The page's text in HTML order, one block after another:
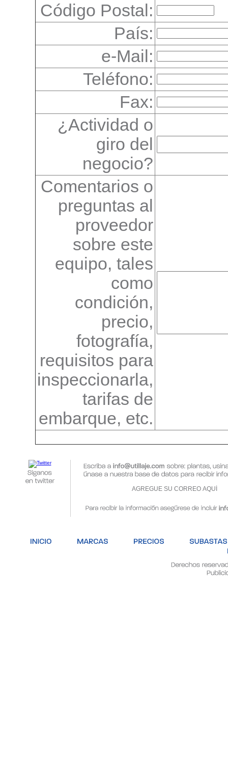
Código Postal:
País:
e-Mail:
Teléfono:
Fax:
¿Actividad o
giro del
negocio?
Comentarios o
preguntas al
proveedor
sobre este
equipo, tales
como
condición,
precio,
fotografía,
requisitos para
inspeccionarla,
tarifas de
embarque, etc.